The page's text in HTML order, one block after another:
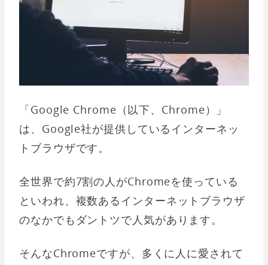
「Google Chrome（以下、Chrome）」
は、Google社が提供しているインターネッ
トブラウザです。
全世界で約7割の人がChromeを使っている
といわれ、複数あるインターネットブラウザ
のなかでもダントツで人気があります。
そんなChromeですが、多くに人に愛されて